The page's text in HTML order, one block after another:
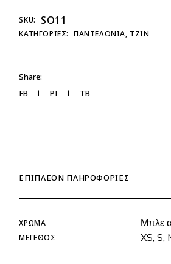
SKU: SO11
ΚΑΤΗΓΟΡΊΕΣ: ΠΑΝΤΕΛΟΝΙΑ, ΤΖΙΝ
Share:
FB
PI TB
ΕΠΙΠΛΈΟΝ ΠΛΗΡΟΦΟΡΊΕΣ
ΧΡΏΜΑ Μπλε
ΜΈΓΕΘΟΣ XS, S,